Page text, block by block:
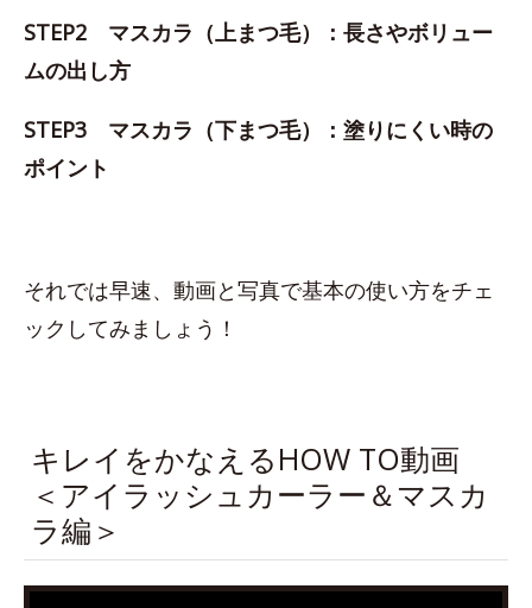
STEP2 マスカラ（上まつ毛）：長さやボリュー
ムの出し方
STEP3 マスカラ（下まつ毛）：塗りにくい時の
ポイント
それでは早速、動画と写真で基本の使い方をチェ
ックしてみましょう！
キレイをかなえるHOW TO動画
＜アイラッシュカーラー＆マスカ
ラ編＞